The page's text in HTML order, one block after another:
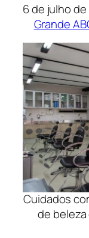
6 de julho de
Grande
Cuidados
de beleza